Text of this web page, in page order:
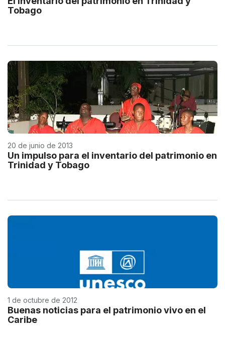
Tobago
20 de junio de 2013
Un impulso para el inventario del patrimonio en
Trinidad y Tobago
1 de octubre de 2012
Buenas noticias para el patrimonio vivo en el
Caribe